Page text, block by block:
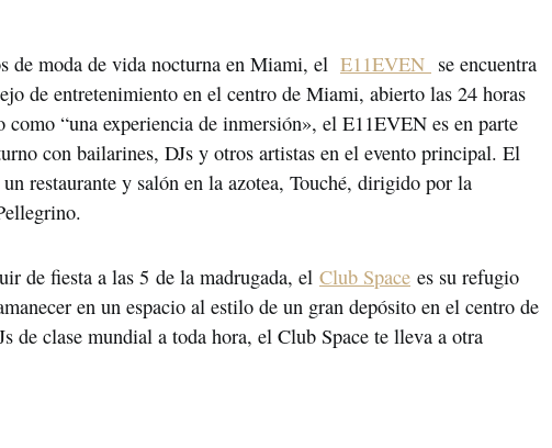
de moda de vida nocturna en Miami, el E11EVEN se encuentra
de entretenimiento en el centro de Miami, abierto las 24 horas
“una experiencia de inmersión», el E11EVEN es en parte
con bailarines, DJs y otros artistas en el evento principal. El
restaurante y salón en la azotea, Touché, dirigido por la
de fiesta a las 5 de la madrugada, el Club Space es su refugio
en un espacio al estilo de un gran depósito en el centro de
de clase mundial a toda hora, el Club Space te lleva a otra